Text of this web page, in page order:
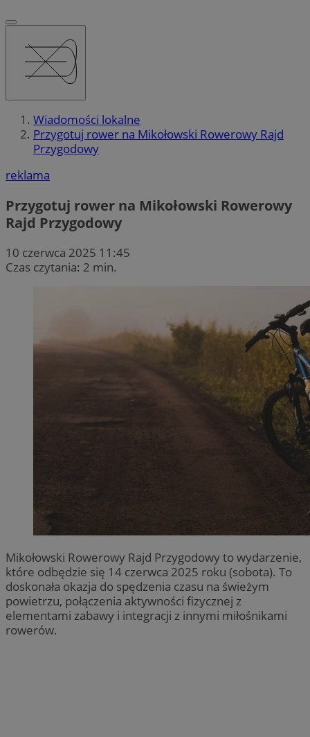
Wiadomości lokalne
Przygotuj rower na Mikołowski Rowerowy Rajd
Przygodowy
reklama
Przygotuj rower na Mikołowski Rowerowy
Rajd Przygodowy
10 czerwca 2025 11:45
Czas czytania: 2 min.
Mikołowski Rowerowy Rajd Przygodowy to wydarzenie,
które odbędzie się 14 czerwca 2025 roku (sobota). To
doskonała okazja do spędzenia czasu na świeżym
powietrzu, połączenia aktywności fizycznej z
elementami zabawy i integracji z innymi miłośnikami
rowerów.